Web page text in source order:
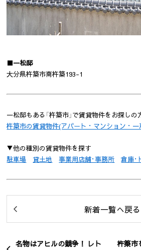
■一松邸
大分県杵築市南杵築193-1
一松邸もある「杵築市」で賃貸物件をお探しの
杵築市の賃貸物件(アパート・マンション・
▼他の種別の賃貸物件を探す
駐車場
貸土地 事業用店舗･事務所 倉庫･
新着一覧へ戻る
名物はアヒルの競争！ レト
杵築市